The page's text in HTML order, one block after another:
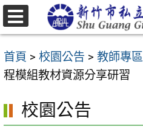
跳
至
要
內
區
首頁 > 校園公告 > 教師專區
程模組教材資源分享研習
校園公告
選
單